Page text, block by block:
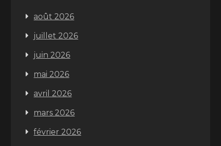
août 2026
juillet 2026
juin 2026
mai 2026
avril 2026
mars 2026
février 2026